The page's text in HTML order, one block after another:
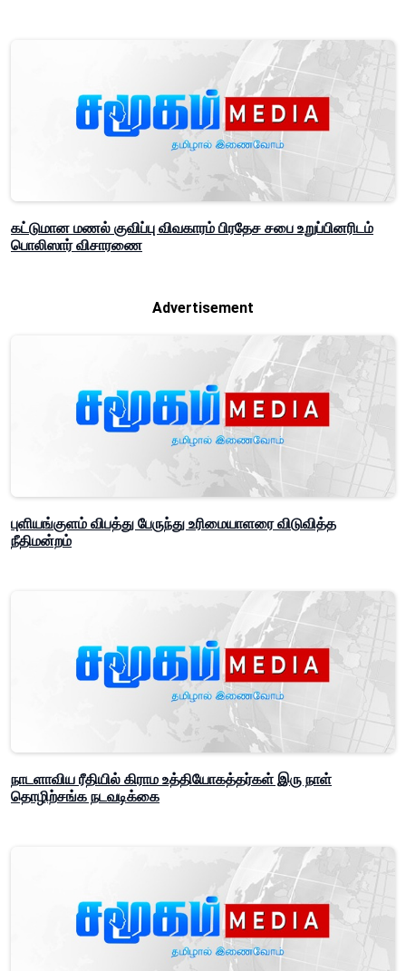
கட்டுமான மணல் குவிப்பு விவகாரம் பிரதேச சபை உறுப்பினரிடம்
பொலிஸார் விசாரணை
Advertisement
புளியங்குளம் விபத்து பேருந்து உரிமையாளரை விடுவித்த
நீதிமன்றம்
நாடளாவிய ரீதியில் கிராம உத்தியோகத்தர்கள் இரு நாள்
தொழிற்சங்க நடவடிக்கை